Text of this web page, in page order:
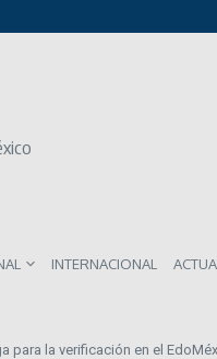
en México para 2026: Así
INTERNACIONAL
para la verificación en el EdoMéx